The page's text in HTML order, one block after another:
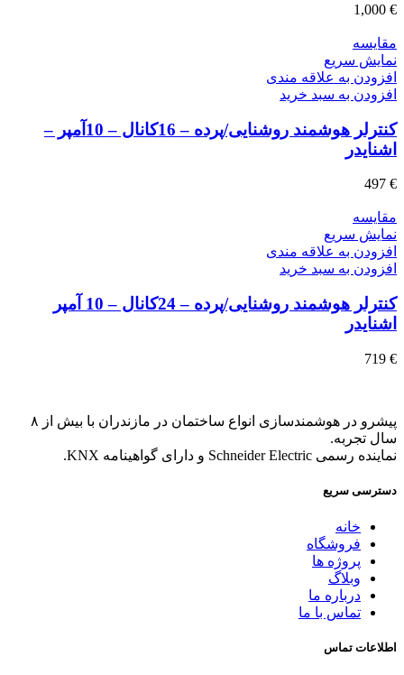
1,000 €
مقايسه
نمایش سریع
افزودن به علاقه مندی
افزودن به سبد خرید
کنترلر هوشمند روشنایی/پرده – 16کانال – 10آمپر –
اشنایدر
497 €
مقايسه
نمایش سریع
افزودن به علاقه مندی
افزودن به سبد خرید
کنترلر هوشمند روشنایی/پرده – 24کانال – 10 آمپر
اشنایدر
719 €
پیشرو در هوشمندسازی انواع ساختمان در مازندران با بیش از ۸
سال تجربه.
نماینده رسمی Schneider Electric و دارای گواهینامه KNX.
دسترسی سریع
خانه
فروشگاه
پروژه ها
وبلاگ
درباره ما
تماس با ما
اطلاعات تماس